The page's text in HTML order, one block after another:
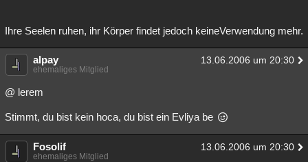
Ihre Seelen ruhen, ihr Körper findet jedoch keineVerwendung mehr.
alpay 13.06.2006 um 20:30
ehemaliges Mitglied
@ lerem
Stimmt, du bist kein hoca, du bist ein Evliya be
Fosolif 13.06.2006 um 20:30
ehemaliges Mitglied